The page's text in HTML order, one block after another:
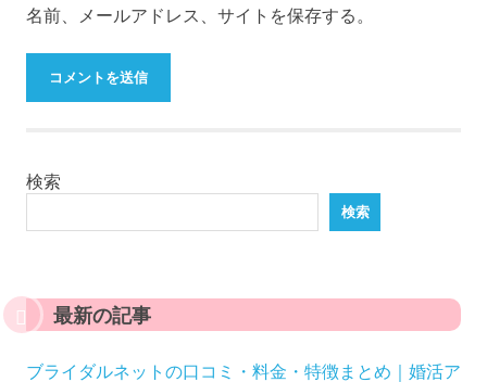
名前、メールアドレス、サイトを保存する。
検索
検索
最新の記事
ブライダルネットの口コミ・料金・特徴まとめ｜婚活ア